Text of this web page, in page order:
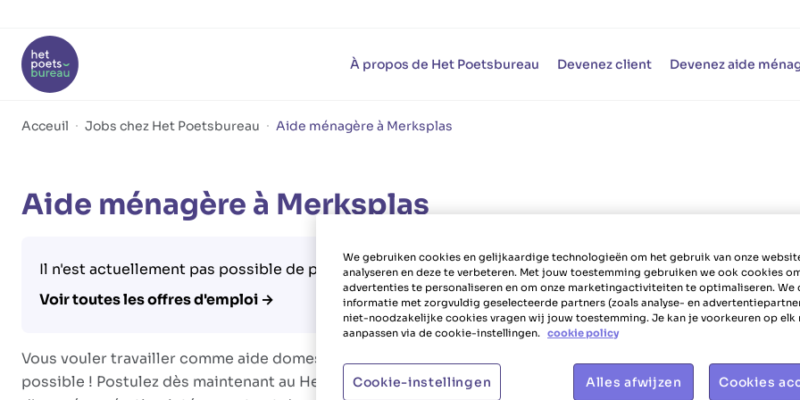
À propos de Het Poetsbureau Devenez client Devenez aide
Acceuil Jobs chez Het Poetsbureau Aide ménagère à Merksplas
Aide ménagère à Merksplas
Il n'est actuellement pas possible de postuler à ce poste.
Voir toutes les offres d'emploi →
Vous vouler travailler comme aide domestique dans votre région ? C'est
possible ! Postulez dès maintenant au Het Poetsbureau Beerse et bénéficiez
We gebruiken cookies en gelijkaardige technologieën om het gebruik van onze
analyseren en deze te verbeteren. Met jouw toestemming gebruiken we ook cookies
advertenties te personaliseren en om onze marketingactiviteiten te optimaliseren. We
informatie met zorgvuldig geselecteerde partners (zoals analyse- en
niet-noodzakelijke cookies vragen wij jouw toestemming. Je kan je voorkeuren op elk
aanpassen via de cookie-instellingen.
cookie policy
Alles afwijzen Cookies
Cookie-instellingen